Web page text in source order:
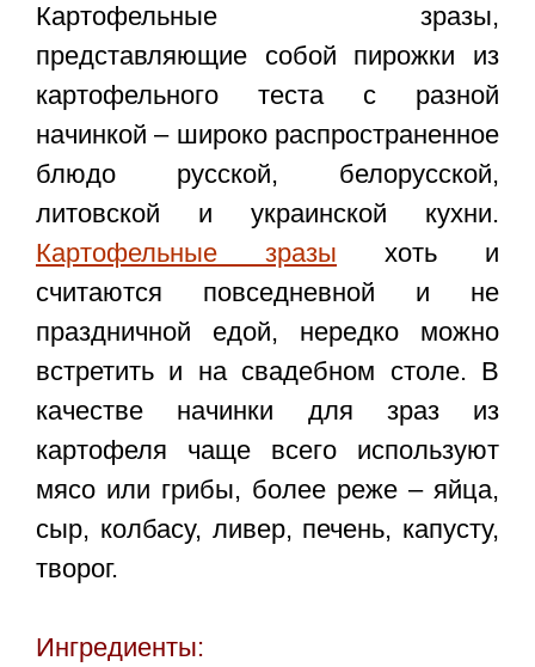
Картофельные зразы,
представляющие собой пирожки из
картофельного теста с разной
начинкой – широко распространенное
блюдо русской, белорусской,
литовской и украинской кухни.
Картофельные зразы хоть и
считаются повседневной и не
праздничной едой, нередко можно
встретить и на свадебном столе. В
качестве начинки для зраз из
картофеля чаще всего используют
мясо или грибы, более реже – яйца,
сыр, колбасу, ливер, печень, капусту,
творог.
Ингредиенты: